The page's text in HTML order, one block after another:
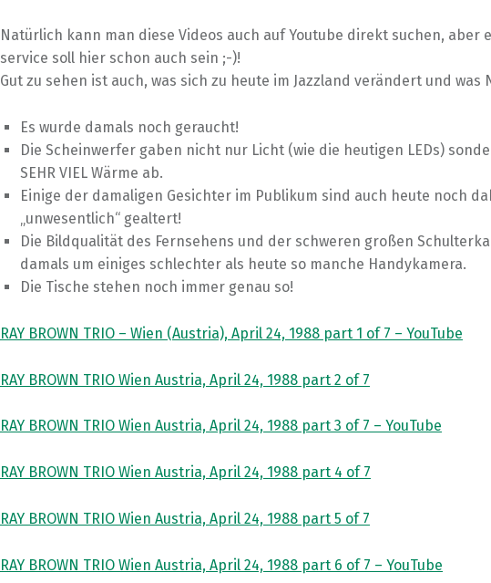
Natürlich kann man diese Videos auch auf Youtube direkt suchen, aber
service soll hier schon auch sein ;-)!
Gut zu sehen ist auch, was sich zu heute im Jazzland verändert und was
Es wurde damals noch geraucht!
Die Scheinwerfer gaben nicht nur Licht (wie die heutigen LEDs)
SEHR VIEL Wärme ab.
Einige der damaligen Gesichter im Publikum sind auch heute noch
„unwesentlich“ gealtert!
Die Bildqualität des Fernsehens und der schweren großen
damals um einiges schlechter als heute so manche Handykamera.
Die Tische stehen noch immer genau so!
RAY BROWN TRIO – Wien (Austria), April 24, 1988 part 1 of 7 – YouTube
RAY BROWN TRIO Wien Austria, April 24, 1988 part 2 of 7
RAY BROWN TRIO Wien Austria, April 24, 1988 part 3 of 7 – YouTube
RAY BROWN TRIO Wien Austria, April 24, 1988 part 4 of 7
RAY BROWN TRIO Wien Austria, April 24, 1988 part 5 of 7
RAY BROWN TRIO Wien Austria, April 24, 1988 part 6 of 7 – YouTube